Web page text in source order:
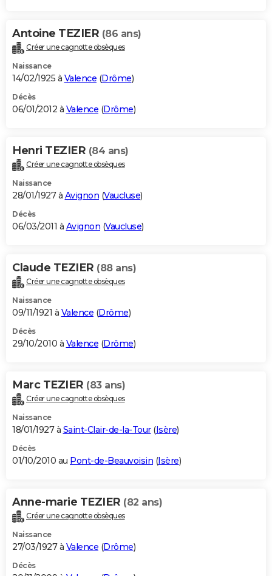
Antoine TEZIER (86 ans)
Créer une cagnotte obsèques
Naissance
14/02/1925 à Valence (Drôme)
Décès
06/01/2012 à Valence (Drôme)
Henri TEZIER (84 ans)
Créer une cagnotte obsèques
Naissance
28/01/1927 à Avignon (Vaucluse)
Décès
06/03/2011 à Avignon (Vaucluse)
Claude TEZIER (88 ans)
Créer une cagnotte obsèques
Naissance
09/11/1921 à Valence (Drôme)
Décès
29/10/2010 à Valence (Drôme)
Marc TEZIER (83 ans)
Créer une cagnotte obsèques
Naissance
18/01/1927 à Saint-Clair-de-la-Tour(Isère)
Décès
01/10/2010 au Pont-de-Beauvoisin (Isère)
Anne-marie TEZIER (82 ans)
Créer une cagnotte obsèques
Naissance
27/03/1927 à Valence (Drôme)
Décès